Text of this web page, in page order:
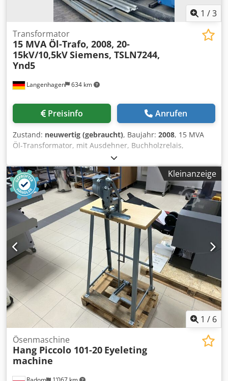
1 /3
Langenhagen 634 km
Transformator
15 MVA Öl-Trafo, 2008, 20-
15kV/10,5kVSiemens, TSLN7244,
Ynd5
Preisinfo Anrufen
Zustand: neuwertig (gebraucht), Baujahr: 2008, 15 MVA
Öl-Transformator, mit Ausdehner, Buchholzrelais,
Luftentfeuchter, Stufenschalter; Siemens, 2008,
Schaltgruppe Ynd5, komplettes Trafo-Buch vorhanden
Djdpsugg Dfofx Afqekr
Kleinanzeige
1 / 6
Ösenmaschine
Hang Piccolo 101-20 Eyeleting
machine